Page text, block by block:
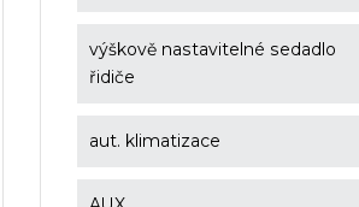
výškově nastavitelné sedadlo
řidiče
aut. klimatizace